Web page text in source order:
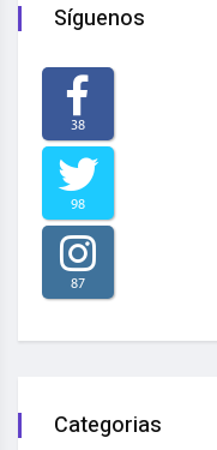
Síguenos
38
98
87
Categorias